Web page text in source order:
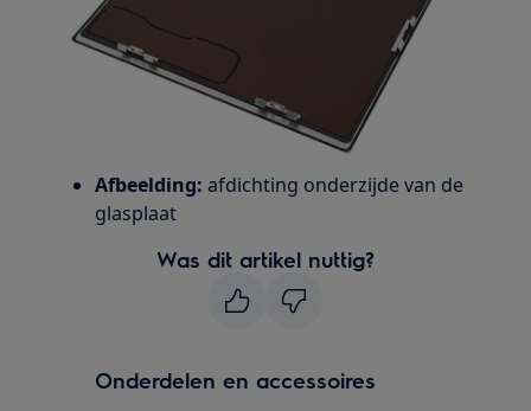
Afbeelding: afdichting onderzijde van de
glasplaat
Was dit artikel nuttig?
Onderdelen en accessoires